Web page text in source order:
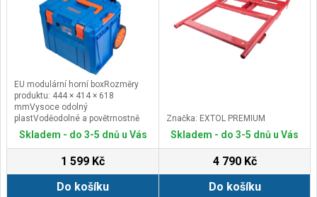
EU modulární horní boxRozměry
produktu: 444 × 414 × 618
mmVysoce odolný
plastVoděodolné a povětrnostně
odolné provedení: IP657" ložisková
kolečka s TPRTeleskopická
propojení boxůNa boční stranu lze
namontovat příslušenství pro
různé způsoby uloženíNosnost: 50
Skladem - do 3-5 dnů u Vás
1 599 Kč
Do košíku
Značka: EXTOL PREMIUM
Skladem - do 3-5 dnů u Vás
4 790 Kč
Do košíku